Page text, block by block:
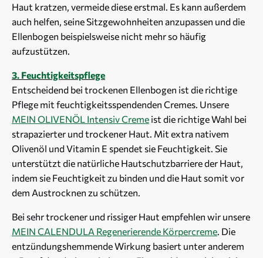
Haut kratzen, vermeide diese erstmal. Es kann außerdem
auch helfen, seine Sitzgewohnheiten anzupassen und die
Ellenbogen beispielsweise nicht mehr so häufig
aufzustützen.
3. Feuchtigkeitspflege
Entscheidend bei trockenen Ellenbogen ist die richtige
Pflege mit feuchtigkeitsspendenden Cremes. Unsere
MEIN OLIVENÖL Intensiv Creme ist die richtige Wahl bei
strapazierter und trockener Haut. Mit extra nativem
Olivenöl und Vitamin E spendet sie Feuchtigkeit. Sie
unterstützt die natürliche Hautschutzbarriere der Haut,
indem sie Feuchtigkeit zu binden und die Haut somit vor
dem Austrocknen zu schützen.
Bei sehr trockener und rissiger Haut empfehlen wir unsere
MEIN CALENDULA Regenerierende Körpercreme. Die
entzündungshemmende Wirkung basiert unter anderem